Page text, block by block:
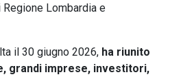
Lombardia e
il 30 giugno 2026, ha riunito
grandi imprese, investitori,